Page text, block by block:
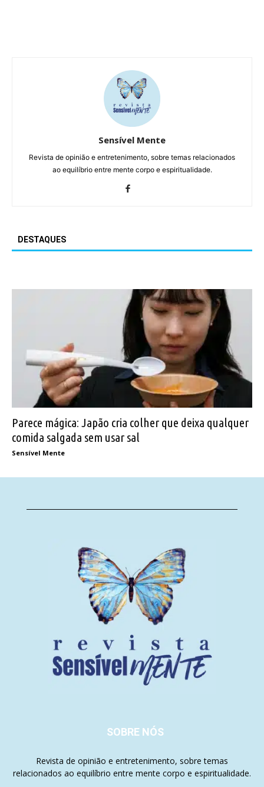
Sensível Mente
Revista de opinião e entretenimento, sobre temas relacionados
ao equilíbrio entre mente corpo e espiritualidade.
DESTAQUES
Parece mágica: Japão cria colher que deixa qualquer
comida salgada sem usar sal
Sensível Mente
SOBRE NÓS
Revista de opinião e entretenimento, sobre temas
relacionados ao equilíbrio entre mente corpo e espiritualidade.